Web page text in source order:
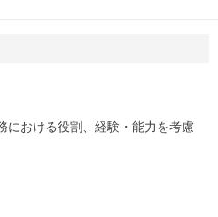
おける役割、経験・能力を考慮